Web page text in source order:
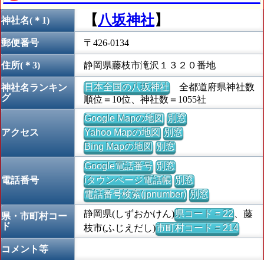
神社名(＊1) 【 八坂神社】
郵便番号 〒426-0134
住所(＊3) 静岡県藤枝市滝沢１３２０番地
神社名ランキン
グ
日本全国の八坂神社全都道府県神社数
順位＝10位、神社数＝1055社
アクセス
Google Mapの地図 別窓
Yahoo Mapの地図 別窓
Bing Mapの地図 別窓
電話番号
Google電話番号 別窓
iタウンページ電話帳 別窓
電話番号検索(jpnumber) 別窓
県・市町村コー
ド
静岡県(しずおかけん)県コード = 22、藤
枝市(ふじえだし)市町村コード = 214
コメント等